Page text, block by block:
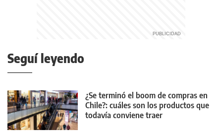
Seguí leyendo
¿Se terminó el boom de compras en
Chile?: cuáles son los productos que
todavía conviene traer